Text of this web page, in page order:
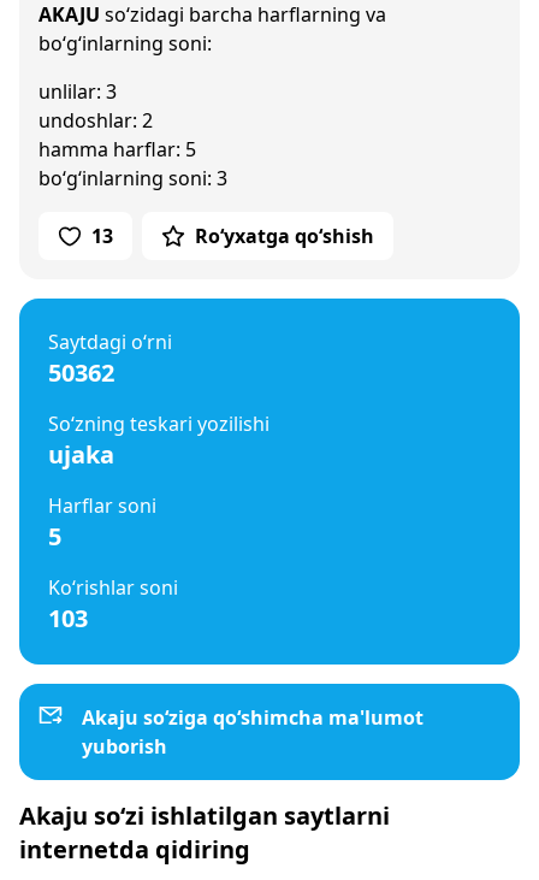
AKAJU so‘zidagi barcha harflarning va
bo‘g‘inlarning soni:
unlilar: 3
undoshlar: 2
hamma harflar: 5
bo‘g‘inlarning soni: 3
13 Ro‘yxatga qo‘shish
Saytdagi o‘rni
50362
So‘zning teskari yozilishi
ujaka
Harflar soni
5
Ko‘rishlar soni
103
Akaju so‘ziga qo‘shimcha ma'lumot
yuborish
Akaju so‘zi ishlatilgan saytlarni
internetda qidiring